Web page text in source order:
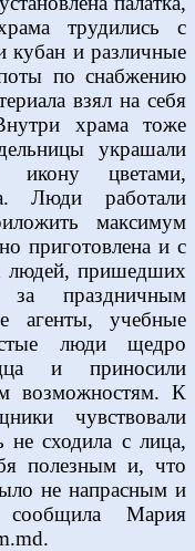
трудились с
кубан и различные
по снабжению
взял на себя
храма тоже
украшали
икону цветами,
Люди работали
максимум
приготовлена и с
людей, пришедших
праздничным
агенты, учебные
люди щедро
и приносили
возможностям. К
чувствовали
не сходила с лица,
полезным и, что
не напрасным и
Мария